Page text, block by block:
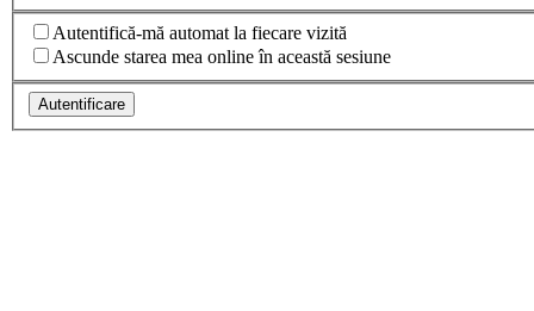
Autentifică-mă automat la fiecare vizită
Ascunde starea mea online în această sesiune